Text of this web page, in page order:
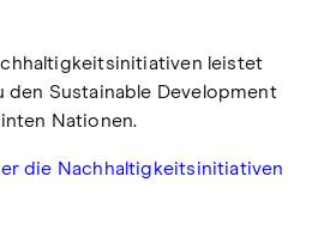
leistet
den Sustainable Development
Nationen.
die Nachhaltigkeitsinitiativen